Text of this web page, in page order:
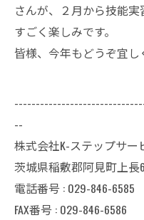
さんが、２月から技能実
すごく楽しみです。
皆様、今年もどうぞ宜し
--
株式会社K-ステップサー
茨城県稲敷郡阿見町上長
電話番号 : 029-846-6585
FAX番号 : 029-846-6586